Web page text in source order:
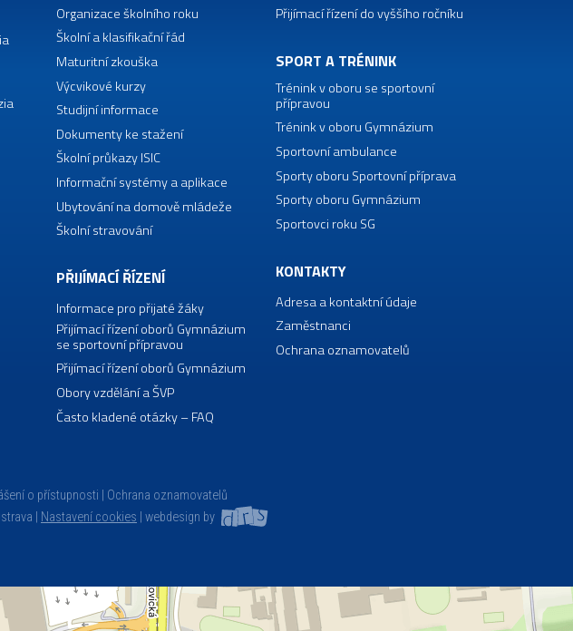
Organizace školního roku
Školní a klasifikační řád
Maturitní zkouška
Výcvikové kurzy
Studijní informace
Dokumenty ke stažení
Školní průkazy ISIC
Informační systémy a aplikace
Ubytování na domově mládeže
Školní stravování
PŘIJÍMACÍ ŘÍZENÍ
Informace pro přijaté žáky
Přijímací řízení oborů Gymnázium
se sportovní přípravou
Přijímací řízení oborů Gymnázium
Obory vzdělání a ŠVP
Často kladené otázky – FAQ
Přijímací řízení do vyššího ročníku
SPORT A TRÉNINK
Trénink v oboru se sportovní
přípravou
Trénink v oboru Gymnázium
Sportovní ambulance
Sporty oboru Sportovní příprava
Sporty oboru Gymnázium
Sportovci roku SG
KONTAKTY
Adresa a kontaktní údaje
Zaměstnanci
Ochrana oznamovatelů
o přístupnosti
Ochrana oznamovatelů
|
Nastavení cookies webdesign by